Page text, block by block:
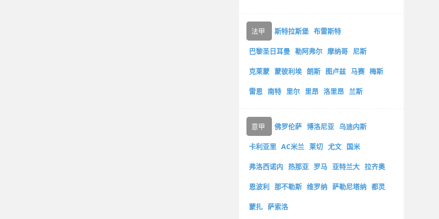
法甲 斯特拉斯堡 布雷斯特
巴黎圣日耳曼 勒阿弗尔 摩纳哥 尼斯
克莱蒙 蒙彼利埃 朗斯 图卢兹 马赛 梅斯
雷恩 南特 里尔 里昂 洛里昂 兰斯
意甲 佛罗伦萨 博洛尼亚 乌迪内斯
卡利亚里 AC米兰 莱切 尤文 国米
弗洛西诺内 热那亚 罗马 亚特兰大 拉齐奥
恩波利 那不勒斯 维罗纳 萨勒尼塔纳 都灵
蒙扎 萨索洛